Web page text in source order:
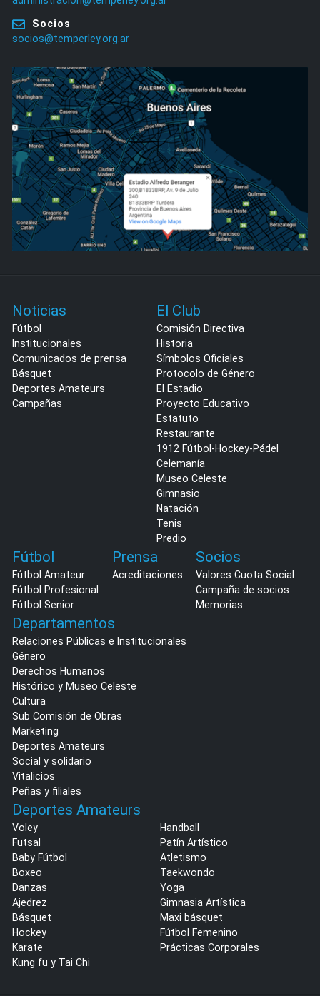
Socios
socios@temperley.org.ar
Noticias
Fútbol
Institucionales
Comunicados de prensa
Básquet
Deportes Amateurs
Campañas
El Club
Comisión Directiva
Historia
Símbolos Oficiales
Protocolo de Género
El Estadio
Proyecto Educativo
Estatuto
Restaurante
1912 Fútbol-Hockey-Pádel
Celemanía
Museo Celeste
Gimnasio
Natación
Tenis
Predio
Fútbol
Fútbol Amateur
Fútbol Profesional
Fútbol Senior
Prensa
Acreditaciones
Socios
Valores Cuota Social
Campaña de socios
Memorias
Departamentos
Relaciones Públicas e Institucionales
Género
Derechos Humanos
Histórico y Museo Celeste
Cultura
Sub Comisión de Obras
Marketing
Deportes Amateurs
Social y solidario
Vitalicios
Peñas y filiales
Deportes Amateurs
Voley
Handball
Futsal
Patín Artístico
Baby Fútbol
Atletismo
Boxeo
Taekwondo
Danzas
Yoga
Ajedrez
Gimnasia Artística
Básquet
Maxi básquet
Hockey
Fútbol Femenino
Karate
Prácticas Corporales
Kung fu y Tai Chi